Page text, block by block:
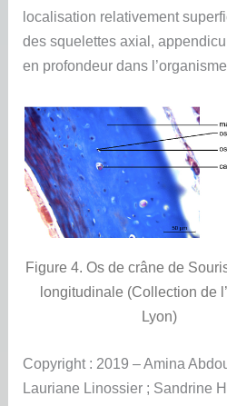
localisation relativement
des squelettes axial,
en profondeur dans
Figure 4. Os de crâne de
longitudinale (Collection de
Lyon)
Copyright : 2019 – Amina
Lauriane Linossier ; Sandrine